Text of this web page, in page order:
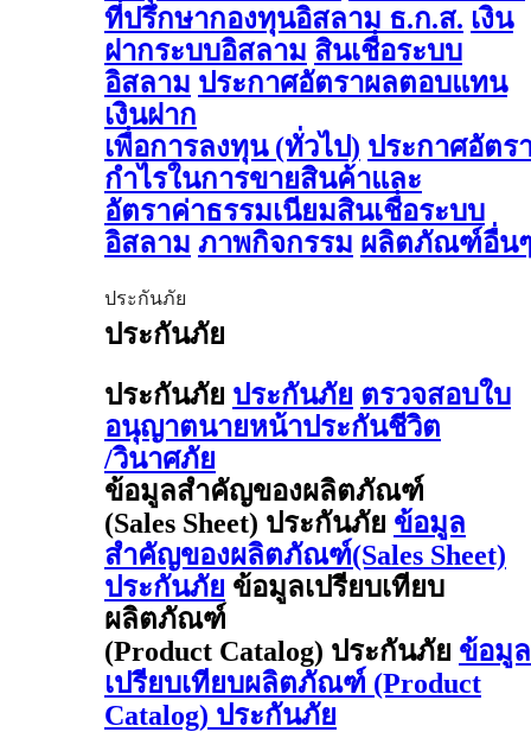
ที่ปรึกษากองทุนอิสลาม ธ.ก.ส. เงิน
ฝากระบบอิสลาม สินเชื่อระบบ
อิสลาม ประกาศอัตราผลตอบแทน
เงินฝาก
เพื่อการลงทุน (ทั่วไป) ประกาศอัตร
กำไรในการขายสินค้าและ
อัตราค่าธรรมเนียมสินเชื่อระบบ
อิสลาม ภาพกิจกรรม ผลิตภัณฑ์อื่น
ประกันภัย
ประกันภัย
ประกันภัย ประกันภัย ตรวจสอบใบ
อนุญาตนายหน้าประกันชีวิต
/วินาศภัย
ข้อมูลสำคัญของผลิตภัณฑ์
(Sales Sheet) ประกันภัย ข้อมูล
สำคัญของผลิตภัณฑ์(Sales Sheet)
ประกันภัย ข้อมูลเปรียบเทียบ
ผลิตภัณฑ์
(Product Catalog) ประกันภัย ข้อมูล
เปรียบเทียบผลิตภัณฑ์ (Product
Catalog) ประกันภัย